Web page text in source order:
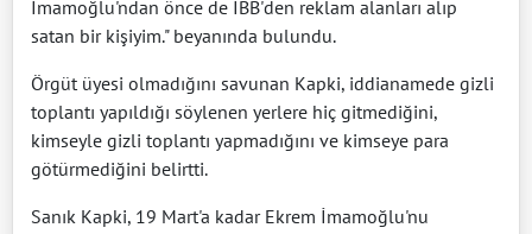
İmamoğlu'ndan önce de İBB'den reklam alanları alıp
satan bir kişiyim." beyanında bulundu.
Örgüt üyesi olmadığını savunan Kapki, iddianamede gizli
toplantı yapıldığı söylenen yerlere hiç gitmediğini,
kimseyle gizli toplantı yapmadığını ve kimseye para
götürmediğini belirtti.
Sanık Kapki, 19 Mart'a kadar Ekrem İmamoğlu'nu